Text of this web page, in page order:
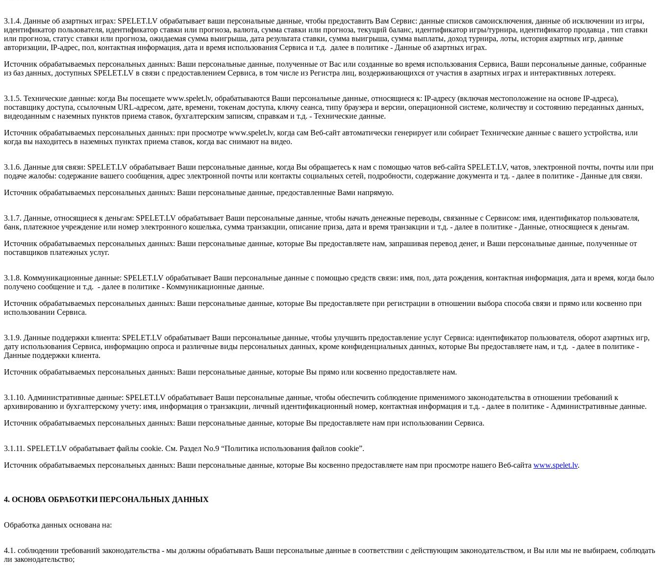
3.1.4. Данные об азартных играх: SPELET.LV обрабатывает ваши персональные данные, чтобы предоставить Вам Сервис: данные списков самоисключения, данные об исключении из игры,
идентификатор пользователя, идентификатор ставки или прогноза, валюта, сумма ставки или прогноза, текущий баланс, идентификатор игры/турнира, идентификатор продавца , тип ставки
или прогноза, статус ставки или прогноза, ожидаемая сумма выигрыша, дата результата ставки, сумма выигрыша, сумма выплаты, доход турнира, лоты, история азартных игр, данные
авторизации, IP-адрес, пол, контактная информация, дата и время использования Сервиса и т.д. далее в политике - Данные об азартных играх.
Источник обрабатываемых персональных данных: Ваши персональные данные, полученные от Вас или созданные во время использования Сервиса, Ваши персональные данные, собранные
из баз данных, доступных SPELET.LV в связи с предоставлением Сервиса, в том числе из Регистра лиц, воздерживающихся от участия в азартных играх и интерактивных лотереях.
3.1.5. Технические данные: когда Вы посещаете www.spelet.lv, обрабатываются Ваши персональные данные, относящиеся к: IP-адресу (включая местоположение на основе IP-адреса),
поставщику доступа, ссылочным URL-адресом, дате, времени, токенам доступа, ключу сеанса, типу браузера и версии, операционной системе, количеству и состоянию переданных данных,
видеоданным с наземных пунктов приема ставок, бухгалтерским записям, справкам и т.д. - Технические данные.
Источник обрабатываемых персональных данных: при просмотре www.spelet.lv, когда сам Веб-сайт автоматически генерирует или собирает Технические данные с вашего устройства, или
когда вы находитесь в наземных пунктах приема ставок, когда вас снимают на видео.
3.1.6. Данные для связи: SPELET.LV обрабатывает Ваши персональные данные, когда Вы обращаетесь к нам с помощью чатов веб-сайта SPELET.LV, чатов, электронной почты, почты или при
подаче жалобы: содержание вашего сообщения, адрес электронной почты или контакты социальных сетей, подробности, содержание документа и тд. - далее в политике - Данные для связи.
Источник обрабатываемых персональных данных: Ваши персональные данные, предоставленные Вами напрямую.
3.1.7. Данные, относящиеся к деньгам: SPELET.LV обрабатывает Ваши персональные данные, чтобы начать денежные переводы, связанные с Сервисом: имя, идентификатор пользователя,
банк, платежное учреждение или номер электронного кошелька, сумма транзакции, описание приза, дата и время транзакции и т.д. - далее в политике - Данные, относящиеся к деньгам.
Источник обрабатываемых персональных данных: Ваши персональные данные, которые Вы предоставляете нам, запрашивая перевод денег, и Ваши персональные данные, полученные от
поставщиков платежных услуг.
3.1.8. Коммуникационные данные: SPELET.LV обрабатывает Ваши персональные данные с помощью средств связи: имя, пол, дата рождения, контактная информация, дата и время, когда было
получено сообщение и т.д. - далее в политике - Коммуникационные данные.
Источник обрабатываемых персональных данных: Ваши персональные данные, которые Вы предоставляете при регистрации в отношении выбора способа связи и прямо или косвенно при
использовании Сервиса.
3.1.9. Данные поддержки клиента: SPELET.LV обрабатывает Ваши персональные данные, чтобы улучшить предоставление услуг Сервиса: идентификатор пользователя, оборот азартных игр,
дату использования Сервиса, информацию опроса и различные виды персональных данных, кроме конфиденциальных данных, которые Вы предоставляете нам, и т.д. - далее в политике -
Данные поддержки клиента.
Источник обрабатываемых персональных данных: Ваши персональные данные, которые Вы прямо или косвенно предоставляете нам.
3.1.10. Административные данные: SPELET.LV обрабатывает Ваши персональные данные, чтобы обеспечить соблюдение применимого законодательства в отношении требований к
архивированию и бухгалтерскому учету: имя, информация о транзакции, личный идентификационный номер, контактная информация и т.д. - далее в политике - Административные данные.
Источник обрабатываемых персональных данных: Ваши персональные данные, которые Вы предоставляете нам при использовании Сервиса.
3.1.11. SPELET.LV обрабатывает файлы cookie. См. Раздел No.9 “Политика использования файлов cookie”.
Источник обрабатываемых персональных данных: Ваши персональные данные, которые Вы косвенно предоставляете нам при просмотре нашего Веб-сайта www.spelet.lv.
4. ОСНОВА ОБРАБОТКИ ПЕРСОНАЛЬНЫХ ДАННЫХ
Обработка данных основана на:
4.1. соблюдении требований законодательства - мы должны обрабатывать Ваши персональные данные в соответствии с действующим законодательством, и Вы или мы не выбираем, соблюдать
ли законодательство;